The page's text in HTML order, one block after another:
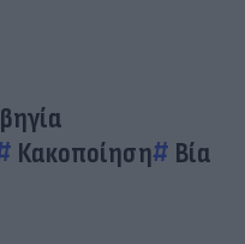
Κακοποίηση Βία